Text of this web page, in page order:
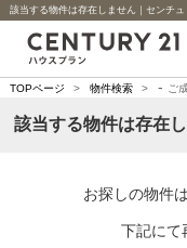
該当する物件は存在しません｜センチ
TOPページ > 物件検索 > - ご
該当する物件は存在
お探しの物件
下記にて